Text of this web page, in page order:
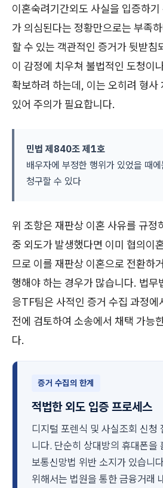
이혼숙려기간외도 사실을 입증하
가 의심된다는 정황만으로는 부족
할 수 있는 객관적인 증거가 뒷받침
이 감정에 치우쳐 불법적인 도청이
확보하려 하는데, 이는 오히려 형사
있어 주의가 필요합니다.
민법 제840조 제1호
배우자에 부정한 행위가 있었을 때
청구할 수 있다
위 조항은 재판상 이혼 사유를 규정
중 외도가 발생했다면 이미 협의이
므로 이를 재판상 이혼으로 전환하
행해야 하는 경우가 많습니다. 법무
응TF팀은 사적인 증거 수집 과정에
전에 검토하여 소송에서 채택 가능
다.
증거 수집의 한계
적법한 외도 입증 프로세스
디지털 포렌식 및 사실조회 신청
니다. 단순히 상대방의 휴대폰을
보통신망법 위반 소지가 있습니
위해서는 법원을 통한 금융거래